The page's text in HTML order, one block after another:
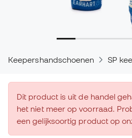
Keepershandschoenen SP
Dit product is uit de handel
het niet meer op voorraad.
een gelijksoortig product op